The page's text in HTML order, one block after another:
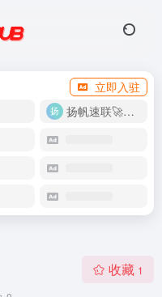
立即入驻
扬帆速联🚀很快
收藏 1